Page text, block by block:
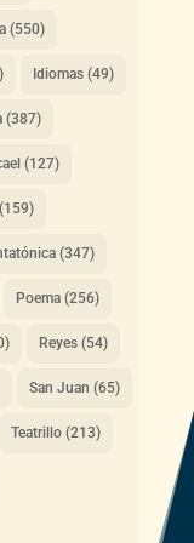
(550)
Idiomas(49)
(387)
(127)
(347)
Poema(256)
Reyes(54)
San Juan (65)
Teatrillo(213)